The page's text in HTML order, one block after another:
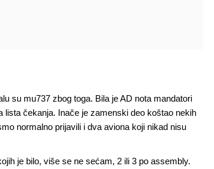
su mu737 zbog toga. Bila je AD nota mandatori
lista čekanja. Inače je zamenski deo koštao nekih
normalno prijavili i dva aviona koji nikad nisu
je bilo, više se ne sećam, 2 ili 3 po assembly.